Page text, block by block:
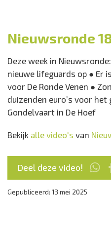
Nieuwsronde
Deze week in
nieuwe lifeguards op ● Er
voor De Ronde Venen ●
duizenden euro’s voor
Gondelvaart in De Hoef
Bekijk alle video's van
Deel deze video!
Gepubliceerd: 13 mei 2025